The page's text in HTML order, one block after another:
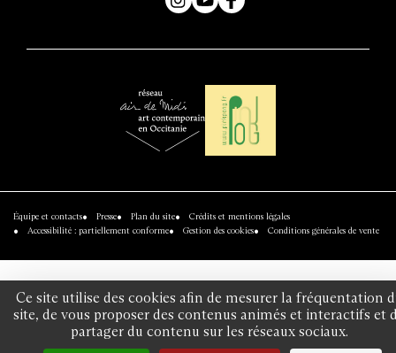
Ce site utilise des cookies afin de mesurer la fréquentation
site, de vous proposer des contenus animés et interactifs et
partager du contenu sur les réseaux sociaux.
Instagram
YouTubeFacebook
-
contemporain
en
Occitanie
Pinkpong
Équipe et contacts Presse Plan du site
Crédits et mentions légales
Accessibilité : partiellement conforme
Gestion des cookies Conditions générales de vente